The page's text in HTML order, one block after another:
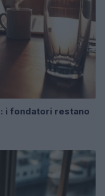
i fondatori restano